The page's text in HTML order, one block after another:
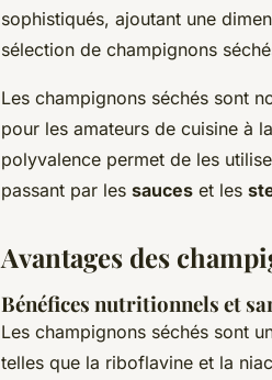
sophistiqués, ajoutant une
sélection de champignons
Les champignons séchés sont
pour les amateurs de cuisine à
polyvalence permet de les
passant par les sauces et les
Avantages des
Bénéfices nutritionnels et
Les champignons séchés sont
telles que la riboflavine et la